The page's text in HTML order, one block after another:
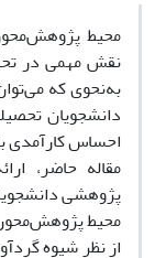
محیط
نقش مهمی در
به‌نحوی که
دانشجویان
احساس کارآمدی
مقاله حاضر،
پژوهشی
محیط‌
از نظر شیوه